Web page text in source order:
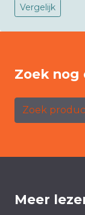
Vergelijk
Zoek nog
Zoek
Meer